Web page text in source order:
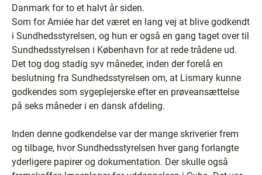
Danmark for to et halvt år siden.
Som for Amiée har det været en lang vej at blive godkendt
i Sundhedsstyrelsen, og hun er også en gang taget over til
Sundhedsstyrelsen i København for at rede trådene ud.
Det tog dog stadig syv måneder, inden der forelå en
beslutning fra Sundhedsstyrelsen om, at Lismary kunne
godkendes som sygeplejerske efter en prøveansættelse
på seks måneder i en dansk afdeling.
Inden denne godkendelse var der mange skriverier frem
og tilbage, hvor Sundhedsstyrelsen hver gang forlangte
yderligere papirer og dokumentation. Der skulle også